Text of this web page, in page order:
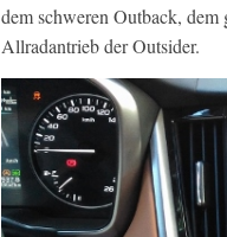
dem schweren Outback,
Allradantrieb der Outsider.